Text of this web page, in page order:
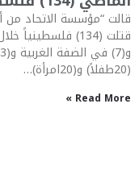
قالت “مؤسسة الاتحاد من
(20طفلاً) و(20امرأة)…
Read More »